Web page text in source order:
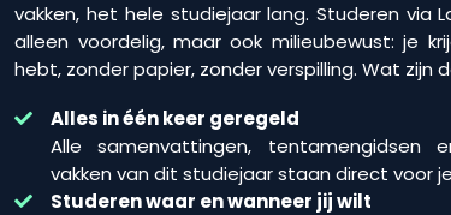
vakken, het hele studiejaar lang. Studeren via
alleen voordelig, maar ook milieubewust: je
hebt, zonder papier, zonder verspilling. Wat zijn
Alles in één keer geregeld
Alle samenvattingen, tentamengidsen
vakken van dit studiejaar staan direct voor
Studeren waar en wanneer jij wilt